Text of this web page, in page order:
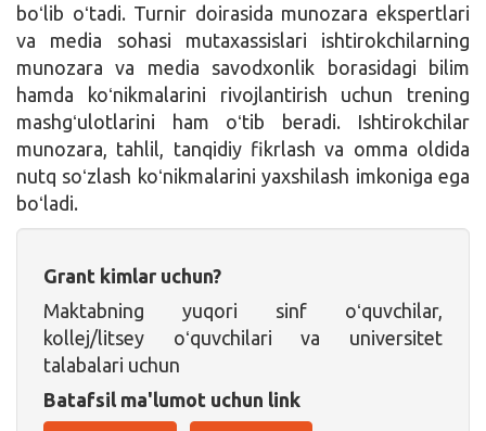
boʻlib oʻtadi. Turnir doirasida munozara ekspertlari
va media sohasi mutaxassislari ishtirokchilarning
munozara va media savodxonlik borasidagi bilim
hamda koʻnikmalarini rivojlantirish uchun trening
mashgʻulotlarini ham oʻtib beradi. Ishtirokchilar
munozara, tahlil, tanqidiy fikrlash va omma oldida
nutq soʻzlash koʻnikmalarini yaxshilash imkoniga ega
boʻladi.
Grant kimlar uchun?
Maktabning yuqori sinf oʻquvchilar,
kollej/litsey oʻquvchilari va universitet
talabalari uchun
Batafsil ma'lumot uchun link